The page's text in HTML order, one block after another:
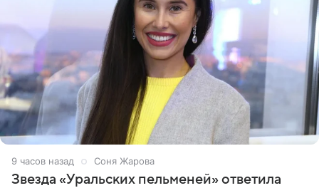
9 часов назад Соня Жарова
Звезда «Уральских пельменей» ответила